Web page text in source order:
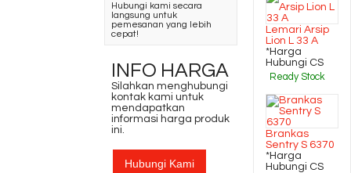
Hubungi kami secara
langsung untuk
pemesanan yang lebih
cepat!
INFO HARGA
Silahkan menghubungi
kontak kami untuk
mendapatkan
informasi harga produk
ini.
Hubungi Kami
Lemari Arsip
Lion L 33 A
*Harga
Hubungi CS
Ready Stock
Brankas
Sentry S 6370
*Harga
Hubungi CS